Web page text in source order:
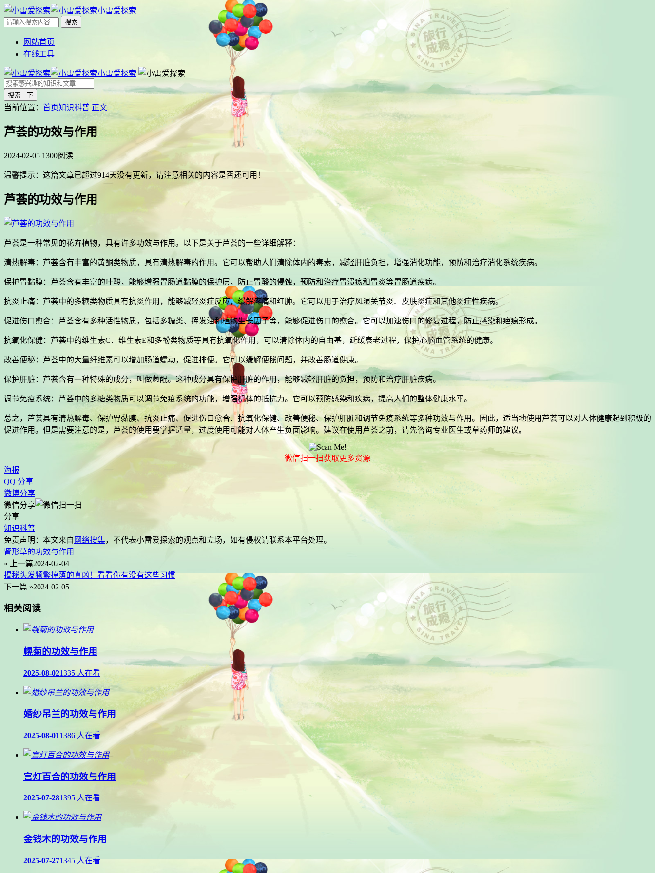
小雷爱探索
网站首页
在线工具
小雷爱探索
搜索一下
当前位置： 首页知识科普 正文
芦荟的功效与作用
2024-02-05 1300阅读
温馨提示：这篇文章已超过914天没有更新，请注意相关的内容是否还可用！
芦荟的功效与作用
芦荟是一种常见的花卉植物，具有许多功效与作用。以下是关于芦荟的一些详细解释：
清热解毒：芦荟含有丰富的黄酮类物质，具有清热解毒的作用。它可以帮助人们清除体内的毒素，减轻肝脏负担，增强消化功能，预防和治疗消化系统疾病。
保护胃黏膜：芦荟含有丰富的叶酸，能够增强胃肠道黏膜的保护层，防止胃酸的侵蚀，预防和治疗胃溃疡和胃炎等胃肠道疾病。
抗炎止痛：芦荟中的多糖类物质具有抗炎作用，能够减轻炎症反应，缓解疼痛和红肿。它可以用于治疗风湿关节炎、皮肤炎症和其他炎症性疾病。
促进伤口愈合：芦荟含有多种活性物质，包括多糖类、挥发油和植物生长因子等，能够促进伤口的愈合。它可以加速伤口的修复过程，防止感染和疤痕形成。
抗氧化保健：芦荟中的维生素C、维生素E和多酚类物质等具有抗氧化作用，可以清除体内的自由基，延缓衰老过程，保护心脑血管系统的健康。
改善便秘：芦荟中的大量纤维素可以增加肠道蠕动，促进排便。它可以缓解便秘问题，并改善肠道健康。
保护肝脏：芦荟含有一种特殊的成分，叫做蒽醌。这种成分具有保护肝脏的作用，能够减轻肝脏的负担，预防和治疗肝脏疾病。
调节免疫系统：芦荟中的多糖类物质可以调节免疫系统的功能，增强机体的抵抗力。它可以预防感染和疾病，提高人们的整体健康水平。
总之，芦荟具有清热解毒、保护胃黏膜、抗炎止痛、促进伤口愈合、抗氧化保健、改善便秘、保护肝脏和调节免疫系统等多种功效与作用。因此，适当地使用芦荟可以对人体健康起到积极的
促进作用。但是需要注意的是，芦荟的使用要掌握适量，过度使用可能对人体产生负面影响。建议在使用芦荟之前，请先咨询专业医生或草药师的建议。
微信扫一扫获取更多资源
海报
QQ 分享
微博分享
微信分享
分享
知识科普
免责声明：本文来自 网络搜集，不代表小雷爱探索的观点和立场，如有侵权请联系本平台处理。
肾形草的功效与作用
« 上一篇2024-02-04
揭秘头发频繁掉落的真凶！看看你有没有这些习惯
下一篇 »2024-02-05
相关阅读
幌菊的功效与作用
2025-08-021335 人在看
婚纱吊兰的功效与作用
2025-08-011386 人在看
宫灯百合的功效与作用
2025-07-281395 人在看
金钱木的功效与作用
2025-07-271345 人在看